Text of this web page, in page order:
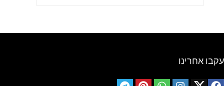
עקבו אחרינו